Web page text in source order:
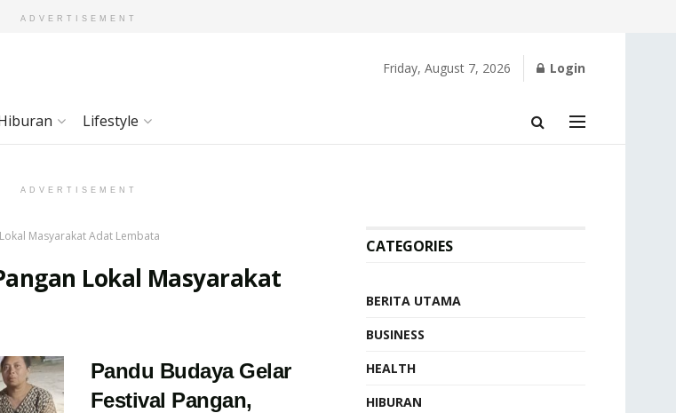
ADVERTISEMENT
Friday, August 7, 2026 Login
Lifestyle
ADVERTISEMENT
Masyarakat Adat Lembata
Lokal Masyarakat
Pandu Budaya Gelar
Festival Pangan,
CATEGORIES
BERITA UTAMA
BUSINESS
HEALTH
HIBURAN